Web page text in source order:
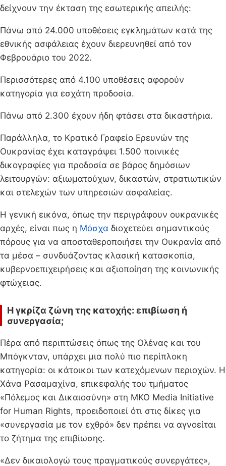
δείχνουν την έκταση της εσωτερικής απειλής:
Πάνω από 24.000 υποθέσεις εγκλημάτων κατά της
εθνικής ασφάλειας έχουν διερευνηθεί από τον
Φεβρουάριο του 2022.
Περισσότερες από 4.100 υποθέσεις αφορούν
κατηγορία για εσχάτη προδοσία.
Πάνω από 2.300 έχουν ήδη φτάσει στα δικαστήρια.
Παράλληλα, το Κρατικό Γραφείο Ερευνών της
Ουκρανίας έχει καταγράψει 1.500 ποινικές
δικογραφίες για προδοσία σε βάρος δημόσιων
λειτουργών: αξιωματούχων, δικαστών, στρατιωτικών
και στελεχών των υπηρεσιών ασφαλείας.
Η γενική εικόνα, όπως την περιγράφουν ουκρανικές
αρχές, είναι πως η Μόσχα διοχετεύει σημαντικούς
πόρους για να αποσταθεροποιήσει την Ουκρανία από
τα μέσα – συνδυάζοντας κλασική κατασκοπία,
κυβερνοεπιχειρήσεις και αξιοποίηση της κοινωνικής
φτώχειας.
Η γκρίζα ζώνη της κατοχής: επιβίωση ή
συνεργασία;
Πέρα από περιπτώσεις όπως της Ολένας και του
Μπόγκνταν, υπάρχει μια πολύ πιο περίπλοκη
κατηγορία: οι κάτοικοι των κατεχόμενων περιοχών. Η
Χάνα Ρασαμαχίνα, επικεφαλής του τμήματος
«Πόλεμος και Δικαιοσύνη» στη ΜΚΟ Media Initiative
for Human Rights, προειδοποιεί ότι στις δίκες για
«συνεργασία με τον εχθρό» δεν πρέπει να αγνοείται
το ζήτημα της επιβίωσης.
«Δεν δικαιολογώ τους πραγματικούς συνεργάτες»,